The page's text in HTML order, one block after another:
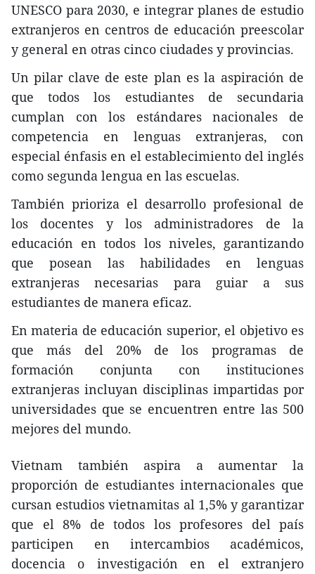
UNESCO para 2030, e integrar planes de estudio
extranjeros en centros de educación preescolar
y general en otras cinco ciudades y provincias.
Un pilar clave de este plan es la aspiración de
que todos los estudiantes de secundaria
cumplan con los estándares nacionales de
competencia en lenguas extranjeras, con
especial énfasis en el establecimiento del inglés
como segunda lengua en las escuelas.
También prioriza el desarrollo profesional de
los docentes y los administradores de la
educación en todos los niveles, garantizando
que posean las habilidades en lenguas
extranjeras necesarias para guiar a sus
estudiantes de manera eficaz.
En materia de educación superior, el objetivo es
que más del 20% de los programas de
formación conjunta con instituciones
extranjeras incluyan disciplinas impartidas por
universidades que se encuentren entre las 500
mejores del mundo.
Vietnam también aspira a aumentar la
proporción de estudiantes internacionales que
cursan estudios vietnamitas al 1,5% y garantizar
que el 8% de todos los profesores del país
participen en intercambios académicos,
docencia o investigación en el extranjero